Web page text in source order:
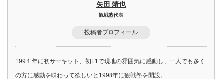
矢田 靖也
観戦塾代表
投稿者プロフィール
199１年に初サーキット、初F1で現地の雰囲気に感動し、一人でも多く
の方に感動を味わって欲しいと1998年に観戦塾を開設。